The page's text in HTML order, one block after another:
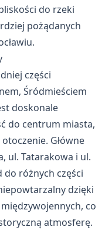
do rzeki
pożądanych
części
Śródmieściem
doskonale
do centrum miasta,
Główne
ul. Tatarakowa i ul.
do różnych części
dzięki
co
atmosferę.